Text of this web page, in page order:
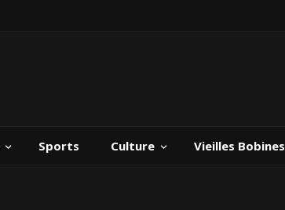
Sports Culture Vieilles Bobines